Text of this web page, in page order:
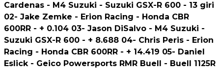
Cardenas - M4 Suzuki - Suzuki GSX-R 600 - 13 giri
02- Jake Zemke - Erion Racing - Honda CBR
600RR - + 0.104 03- Jason DiSalvo - M4 Suzuki -
Suzuki GSX-R 600 - + 8.688 04- Chris Peris - Erion
Racing - Honda CBR 600RR - + 14.419 05- Daniel
Eslick - Geico Powersports RMR Buell - Buell 1125R